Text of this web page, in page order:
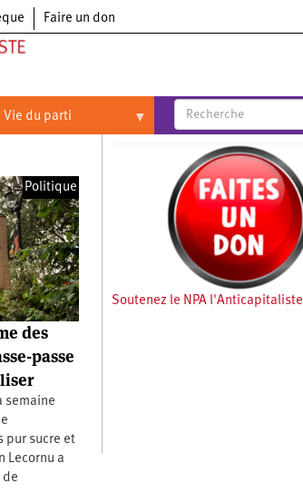
Faire un don
Vie du parti
Politique
des
passe
semaine
pur sucre et
Lecornu a
de
Soutenez le NPA l'Anticapitaliste